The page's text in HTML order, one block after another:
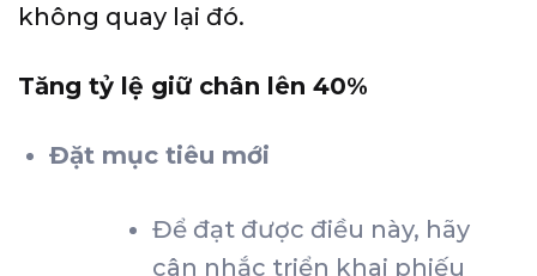
không quay lại đó.
Tăng tỷ lệ giữ chân lên 40%
Đặt mục tiêu mới
Để đạt được điều này, hãy
cân nhắc triển khai phiếu